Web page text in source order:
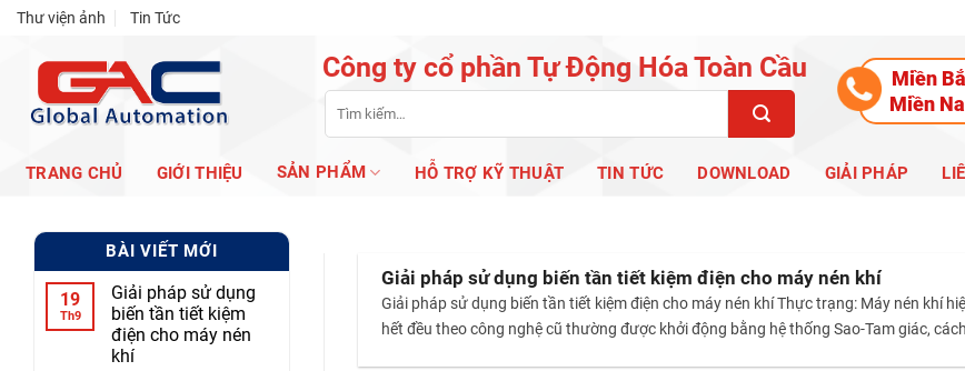
Skip
content
Thư viện ảnh Tin Tức
Công ty cổ phần Tự Động Hóa Toàn Cầu
Tìm
kiếm:
Miền
Miền
TRANG CHỦ GIỚI THIỆU SẢN PHẨM HỖ TRỢ KỸ THUẬT TIN TỨC DOWNLOAD GIẢI PHÁP
BÀI VIẾT MỚI
19
Th9
Giải pháp sử dụng
biến tần tiết kiệm
điện cho máy nén
khí
Giải pháp sử dụng biến tần tiết kiệm điện cho máy nén khí
Giải pháp sử dụng biến tần tiết kiệm điện cho máy nén khí Thực trạng: Máy nén khí
hết đều theo công nghệ cũ thường được khởi động bằng hệ thống Sao-Tam giác,